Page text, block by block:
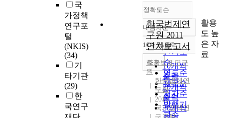
국
가정책
연구포
털
(NKIS)
(34)
기
타기관
(29)
한
국연구
정확도순
정확도
순
인기도
순
연도순
제목순
저자순
발행기
관순
내림차순
내림차순
10개씩 출력
10개씩
출력
20개씩
출력
30개씩
조회
한국법제연
구원 2011
연차보고서
한국법제연구
원
한국법제연
구원
2012
국가정책연
활용
도 높
은 자
료